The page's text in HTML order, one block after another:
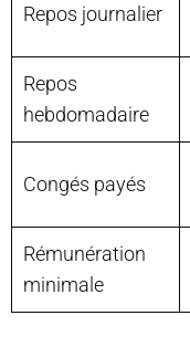
Repos journalier
Repos
hebdomadaire
Congés payés
Rémunération
minimale